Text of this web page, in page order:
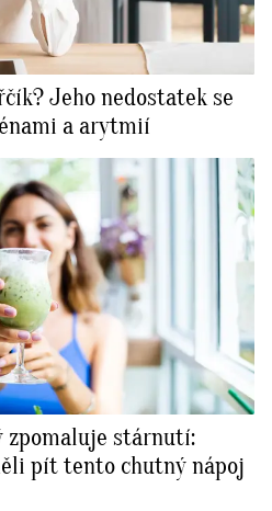
Jeho nedostatek se
a arytmií
zpomaluje stárnutí:
pít tento chutný nápoj